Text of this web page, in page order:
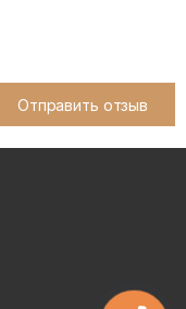
Отправить отзыв